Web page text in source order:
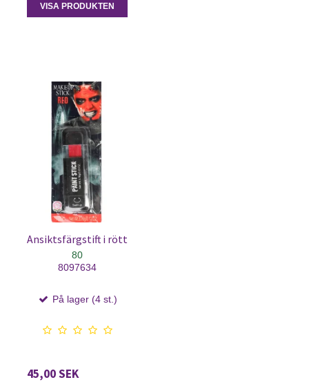
VISA PRODUKTEN
Ansiktsfärgstift i rött
80
8097634
På lager (4 st.)
45,00 SEK